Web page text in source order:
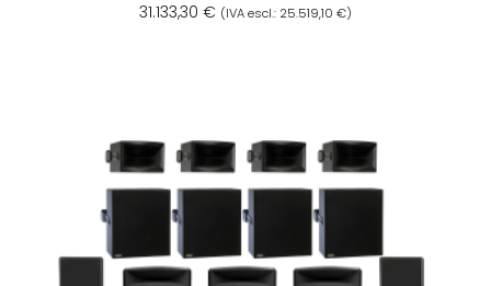
31.133,30 € (IVA escl.: 25.519,10 €)